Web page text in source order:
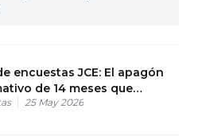
encuestas JCE: El apagón
de 14 meses que
25 May 2026